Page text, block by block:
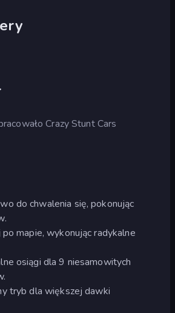
Crazy Stunt Cars
do chwalenia się, pokonując
mapie, wykonując radykalne
osiągi dla 9 niesamowitych
tryb dla większej dawki